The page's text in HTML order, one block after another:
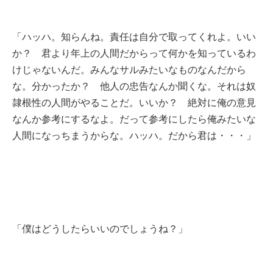
「ハッハ。知らんね。責任は自分で取ってくれよ。いい
か？ 君より年上の人間だからって何かを知っているわ
けじゃないんだ。みんなサルみたいなものなんだから
な。分かったか？ 他人の忠告なんか聞くな。それは奴
隷根性の人間がやることだ。いいか？ 絶対に俺の意見
なんか参考にするなよ。だって参考にしたら俺みたいな
人間になっちまうからな。ハッハ。だから君は・・・」
「僕はどうしたらいいのでしょうね？」